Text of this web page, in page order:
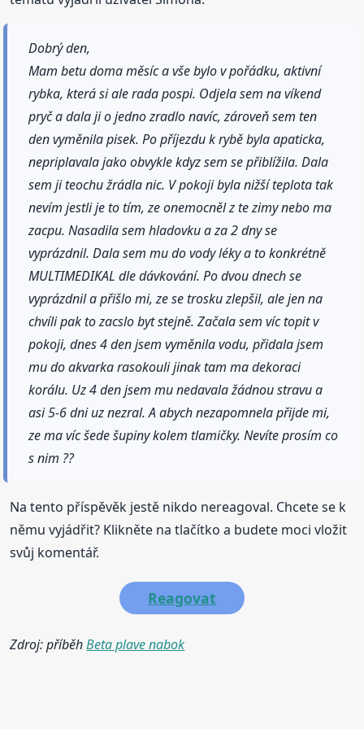
Dobrý den,
Mam betu doma měsíc a vše bylo v pořádku, aktivní
rybka, která si ale rada pospi. Odjela sem na víkend
pryč a dala ji o jedno zradlo navíc, zároveň sem ten
den vyměnila pisek. Po příjezdu k rybě byla apaticka,
nepriplavala jako obvykle kdyz sem se přiblížila. Dala
sem ji teochu žrádla nic. V pokoji byla nižší teplota tak
nevím jestli je to tím, ze onemocněl z te zimy nebo ma
zacpu. Nasadila sem hladovku a za 2 dny se
vyprázdnil. Dala sem mu do vody léky a to konkrétně
MULTIMEDIKAL dle dávkování. Po dvou dnech se
vyprázdnil a přišlo mi, ze se trosku zlepšil, ale jen na
chvíli pak to zacslo byt stejně. Začala sem víc topit v
pokoji, dnes 4 den jsem vyměnila vodu, přidala jsem
mu do akvarka rasokouli jinak tam ma dekoraci
korálu. Uz 4 den jsem mu nedavala žádnou stravu a
asi 5-6 dni uz nezral. A abych nezapomnela přijde mi,
ze ma víc šede šupiny kolem tlamičky. Nevíte prosím co
s nim ??
Na tento příspěvěk jestě nikdo nereagoval. Chcete se k
němu vyjádřit? Klikněte na tlačítko a budete moci vložit
svůj komentář.
Reagovat
Zdroj: příběhBeta plave nabok